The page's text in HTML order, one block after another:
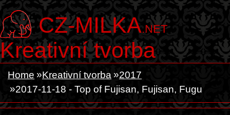
CZ-MILKA.NET
Kreativní tvorba
Home Kreativní tvorba
2017
2017-11-18 - Top of Fujisan, Fujisan, Fugu